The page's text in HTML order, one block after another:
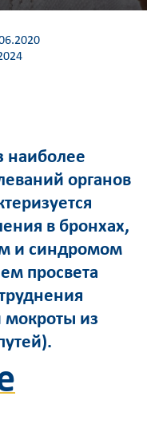
наиболее
органов
в бронхах,
и синдромом
просвета
мокроты из